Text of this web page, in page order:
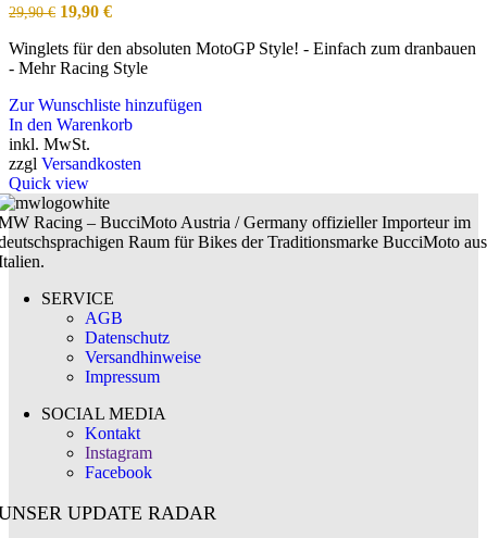
gewählt
werden
29,90€ Ursprünglicher
war:
29,90 €
19,90 €Aktueller
ist:
19,90 €.
Winglets für den absoluten MotoGP Style! - Einfach zum dranbauen
- Mehr Racing Style
Zur Wunschliste hinzufügen
In den Warenkorb
inkl. MwSt.
zzgl Versandkosten
Quick view
Racing – BucciMoto Austria / Germany offizieller Importeur im
Raum für Bikes der Traditionsmarke BucciMoto aus
SERVICE
AGB
Datenschutz
Versandhinweise
Impressum
SOCIAL MEDIA
Kontakt
Instagram
Facebook
UPDATE RADAR